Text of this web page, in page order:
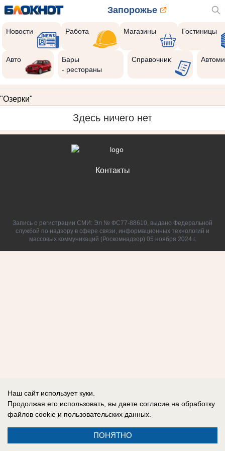
Запорожье
Новости Работа Магазины Гостиницы
Авто
Бары
- рестораны
Справочник
"Озерки"
Здесь ничего нет
Контакты
Запись о регистрации СМИ: Эл № ФС77-88610, выдано Федеральной
службой по надзору в сфере связи, информационных технологий и
массовых коммуникаций (Роскомнадзор) 05 ноября 2024 г.
Наш сайт использует куки.
Продолжая его использовать, вы даете согласие на обработку
файлов cookie и пользовательских данных.
ПОНЯТНО